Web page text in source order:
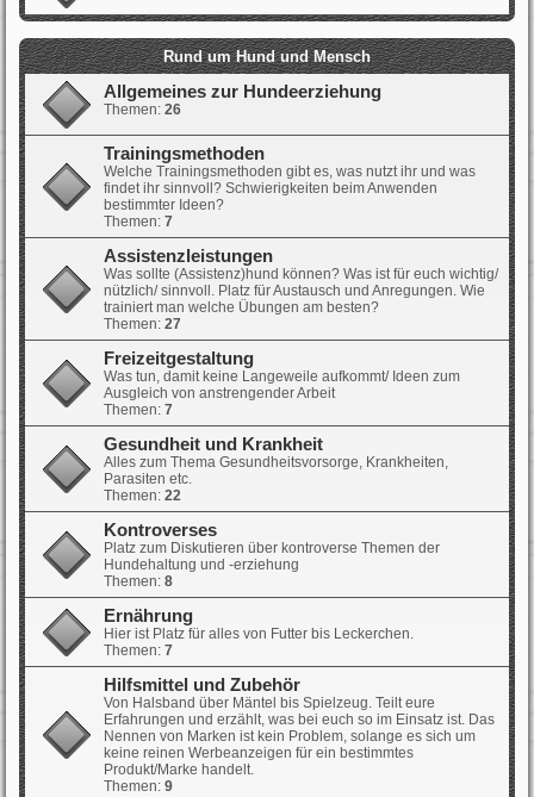
Rund um Hund und Mensch
Allgemeines zur Hundeerziehung
Themen: 26
Trainingsmethoden
Welche Trainingsmethoden gibt es, was nutzt ihr und was
findet ihr sinnvoll? Schwierigkeiten beim Anwenden
bestimmter Ideen?
Themen: 7
Assistenzleistungen
Was sollte (Assistenz)hund können? Was ist für euch wichtig/
nützlich/ sinnvoll. Platz für Austausch und Anregungen. Wie
trainiert man welche Übungen am besten?
Themen: 27
Freizeitgestaltung
Was tun, damit keine Langeweile aufkommt/ Ideen zum
Ausgleich von anstrengender Arbeit
Themen: 7
Gesundheit und Krankheit
Alles zum Thema Gesundheitsvorsorge, Krankheiten,
Parasiten etc.
Themen: 22
Kontroverses
Platz zum Diskutieren über kontroverse Themen der
Hundehaltung und -erziehung
Themen: 8
Ernährung
Hier ist Platz für alles von Futter bis Leckerchen.
Themen: 7
Hilfsmittel und Zubehör
Von Halsband über Mäntel bis Spielzeug. Teilt eure
Erfahrungen und erzählt, was bei euch so im Einsatz ist. Das
Nennen von Marken ist kein Problem, solange es sich um
keine reinen Werbeanzeigen für ein bestimmtes
Produkt/Marke handelt.
Themen: 9